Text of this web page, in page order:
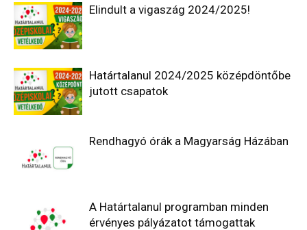
Elindult a vigaszág 2024/2025!
Határtalanul 2024/2025 középdöntőbe
jutott csapatok
Rendhagyó órák a Magyarság Házában
A Határtalanul programban minden
érvényes pályázatot támogattak